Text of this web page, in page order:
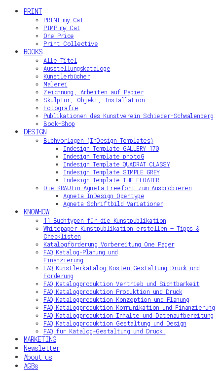
PRINT
PRINT my Cat
PIMP my Cat
One Price
Print Collective
BOOKS
Alle Titel
Ausstellungskataloge
Künstlerbücher
Malerei
Zeichnung, Arbeiten auf Papier
Skulptur, Objekt, Installation
Fotografie
Publikationen des Kunstverein Schieder-Schwalenberg
Book-Shop
DESIGN
Buchvorlagen (InDesign Templates)
Indesign Template GALLERY 170
Indesign Template photoG
Indesign Template QUADRAT CLASSY
Indesign Template SIMPLE GREY
Indesign Template THE FLOATER
Die KRAUTin Agneta Freefont zum Ausprobieren
Agneta InDesign Opentype
Agneta Schriftbild Variationen
KNOWHOW
11 Buchtypen für die Kunstpublikation
Whitepaper Kunstpublikation erstellen – Tipps &
Checklisten
Katalogförderung Vorbereitung One Pager
FAQ Katalog-Planung und
Finanzierung
FAQ Künstlerkatalog Kosten Gestaltung Druck und
Förderung
FAQ Katalogproduktion Vertrieb und Sichtbarkeit
FAQ Katalogproduktion Produktion und Druck
FAQ Katalogproduktion Konzeption und Planung
FAQ Katalogproduktion Kommunikation und Finanzierung
FAQ Katalogproduktion Inhalte und Datenaufbereitung
FAQ Katalogproduktion Gestaltung und Design
FAQ für Katalog-Gestaltung und Druck.
MARKETING
Newsletter
About us
AGBs